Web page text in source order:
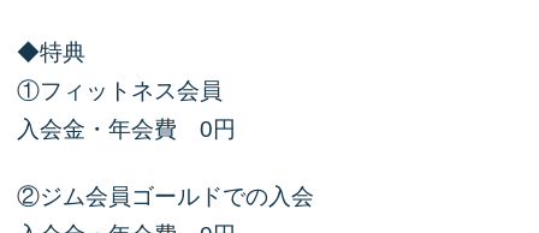
◆特典
①フィットネス会員
入会金・年会費 0円
②ジム会員ゴールドでの入会